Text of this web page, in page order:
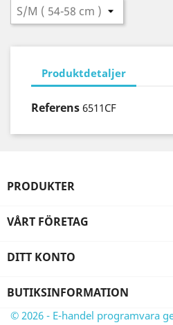
Produktdetaljer
Referens 6511CF
PRODUKTER
VÅRT FÖRETAG
DITT KONTO
BUTIKSINFORMATION
© 2026 - E-handel programvara